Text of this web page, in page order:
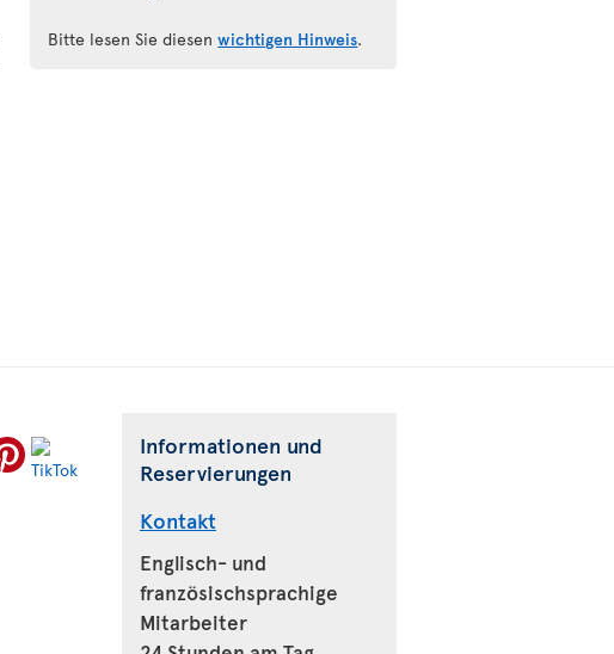
Bitte lesen Sie diesenwichtigen Hinweis.
Informationen und
Reservierungen
Kontakt
Englisch- und
französischsprachige
Mitarbeiter